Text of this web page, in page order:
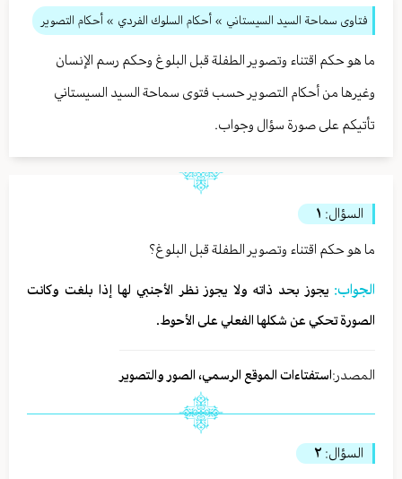
فتاوى سماحة السيد السيستاني » أحكام السلوك الفردي » أحكام التصوير
ما هو حكم اقتناء وتصوير الطفلة قبل البلوغ وحكم رسم الإنسان
وغيرها من أحكام التصوير حسب فتوى سماحة السيد السيستاني
تأتيكم على صورة سؤال وجواب.
السؤال: ١
ما هو حكم اقتناء وتصوير الطفلة قبل البلوغ؟
الجواب:يجوز بحد ذاته ولا يجوز نظر الأجنبي لها إذا بلغت وكانت
الصورة تحكي عن شكلها الفعلي على الأحوط.
المصدر:استفتاءات الموقع الرسمي، الصور والتصوير
السؤال: ٢